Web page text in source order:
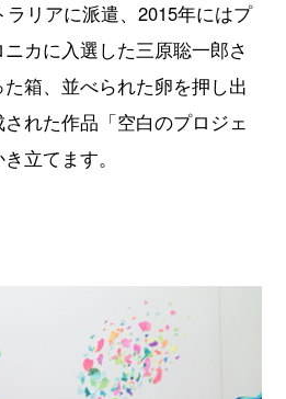
リアに派遣、2015年にはプ
カに入選した三原聡一郎さ
箱、並べられた卵を押し出
れた作品「空白のプロジェ
立てます。